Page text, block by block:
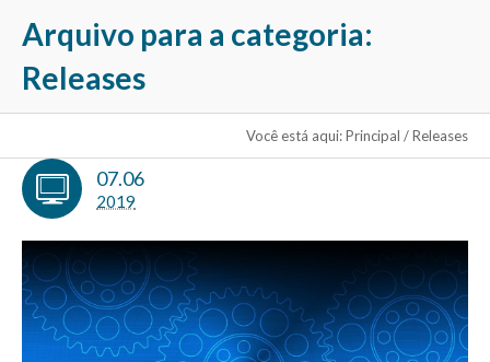
Arquivo para a categoria:
Releases
Você está aqui:Principal /Releases
07.06
2019